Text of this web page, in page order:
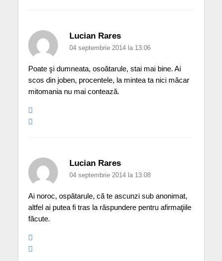
Lucian Rares
04 septembrie 2014 la 13:06
Poate şi dumneata, osoătarule, stai mai bine. Ai
scos din joben, procentele, la mintea ta nici măcar
mitomania nu mai contează.
Lucian Rares
04 septembrie 2014 la 13:08
Ai noroc, ospătarule, că te ascunzi sub anonimat,
altfel ai putea fi tras la răspundere pentru afirmaţiile
făcute.